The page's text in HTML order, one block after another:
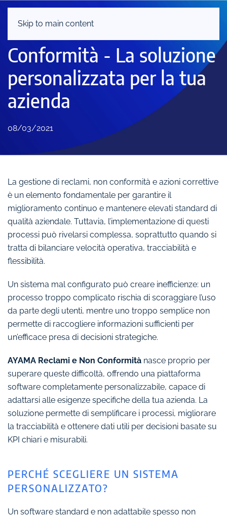
Skip to main content
AYAMA Reclami e Non
Conformità - La soluzione
personalizzata per la tua
azienda
08/03/2021
La gestione di reclami, non conformità e azioni correttive
è un elemento fondamentale per garantire il
miglioramento continuo e mantenere elevati standard di
qualità aziendale. Tuttavia, l’implementazione di questi
processi può rivelarsi complessa, soprattutto quando si
tratta di bilanciare velocità operativa, tracciabilità e
flessibilità.
Un sistema mal configurato può creare inefficienze: un
processo troppo complicato rischia di scoraggiare l’uso
da parte degli utenti, mentre uno troppo semplice non
permette di raccogliere informazioni sufficienti per
un’efficace presa di decisioni strategiche.
AYAMA Reclami e Non Conformità nasce proprio per
superare queste difficoltà, offrendo una piattaforma
software completamente personalizzabile, capace di
adattarsi alle esigenze specifiche della tua azienda. La
soluzione permette di semplificare i processi, migliorare
la tracciabilità e ottenere dati utili per decisioni basate su
KPI chiari e misurabili.
PERCHÉ SCEGLIERE UN SISTEMA
PERSONALIZZATO?
Un software standard e non adattabile spesso non